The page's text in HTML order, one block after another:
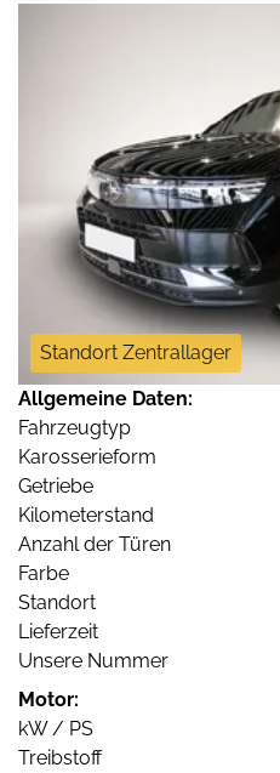
Standort Zentrallager
Allgemeine Daten:
Fahrzeugtyp
Karosserieform
Getriebe
Kilometerstand
Anzahl der Türen
Farbe
Standort
Lieferzeit
Unsere Nummer
Motor:
kW / PS
Treibstoff